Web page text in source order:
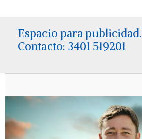
Espacio para publicidad.
Contacto: 3401 519201